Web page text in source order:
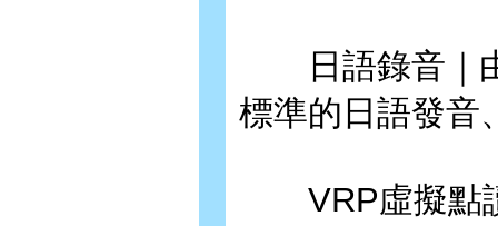
日語錄音｜由
標準的日語發音
VRP虛擬點讀